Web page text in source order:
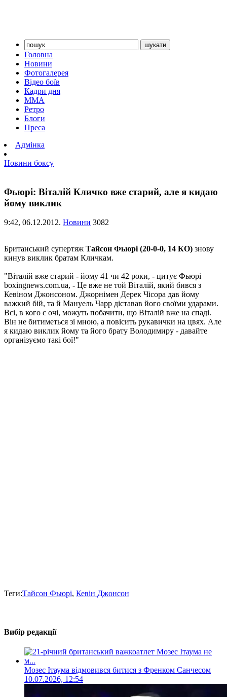
Головна
Новини
Фотогалерея
Відео боїв
Кадри дня
ММА
Ретро
Блоги
Преса
Адмінка
Новини боксу
Фьюрі: Віталій Кличко вже старий, але я кидаю
йому виклик
9:42, 06.12.2012. Новини 3082
Британський супертяж Тайсон Фьюрі (20-0-0, 14 КО) знову
кинув виклик братам Кличкам.
"Віталій вже старий - йому 41 чи 42 роки, - цитує Фьюрі
boxingnews.com.ua, - Це вже не той Віталій, який бився з
Кевіном Джонсоном. Джорнімен Дерек Чісора дав йому
важкий бій, та й Мануель Чарр діставав його своїми ударами.
Всі, в кого є очі, можуть побачити, що Віталій вже на спаді.
Він не битиметься зі мною, а повісить рукавички на цвях. Але
я кидаю виклик йому та його брату Володимиру - давайте
організуємо такі бої!"
Теги:Тайсон Фьюрі, Кевін Джонсон
Вибір редакції
Мозес Ітаума відмовився битися з Френком Санчесом
10.07.2026, 12:54